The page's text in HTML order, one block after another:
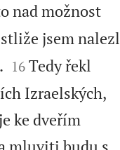
nad možnost
jsem nalezl

16 Tedy řekl
Izraelských,
ke dveřím